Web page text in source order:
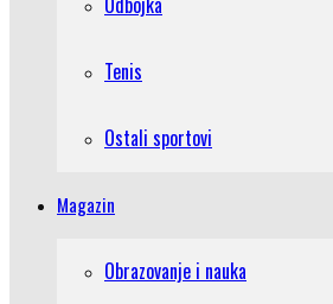
Tenis
Ostali sportovi
Magazin
Obrazovanje i nauka